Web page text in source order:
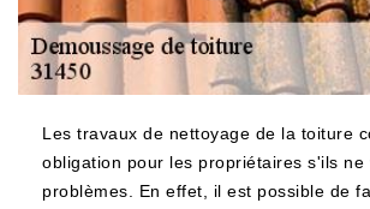
Les travaux de nettoyage de la toiture
obligation pour les propriétaires s'ils ne
problèmes. En effet, il est possible de